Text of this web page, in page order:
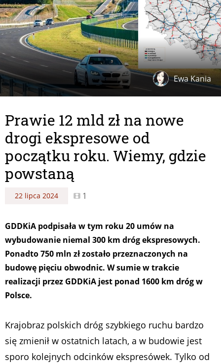
Ewa Kania
Prawie 12 mld zł na nowe
drogi ekspresowe od
początku roku. Wiemy, gdzie
powstaną
22 lipca 2024 1
GDDKiA podpisała w tym roku 20 umów na
wybudowanie niemal 300 km dróg ekspresowych.
Ponadto 750 mln zł zostało przeznaczonych na
budowę pięciu obwodnic. W sumie w trakcie
realizacji przez GDDKiA jest ponad 1600 km dróg w
Polsce.
Krajobraz polskich dróg szybkiego ruchu bardzo
się zmienił w ostatnich latach, a w budowie jest
sporo kolejnych odcinków ekspresówek. Tylko od